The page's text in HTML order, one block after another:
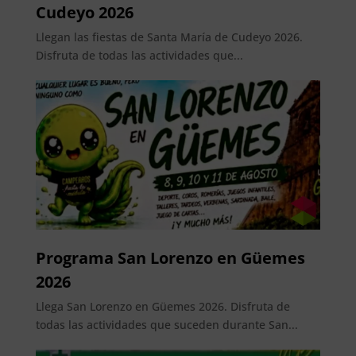
Cudeyo 2026
Llegan las fiestas de Santa María de Cudeyo 2026.
Disfruta de todas las actividades que...
Programa San Lorenzo en Güemes
2026
Llega San Lorenzo en Güemes 2026. Disfruta de
todas las actividades que suceden durante San...